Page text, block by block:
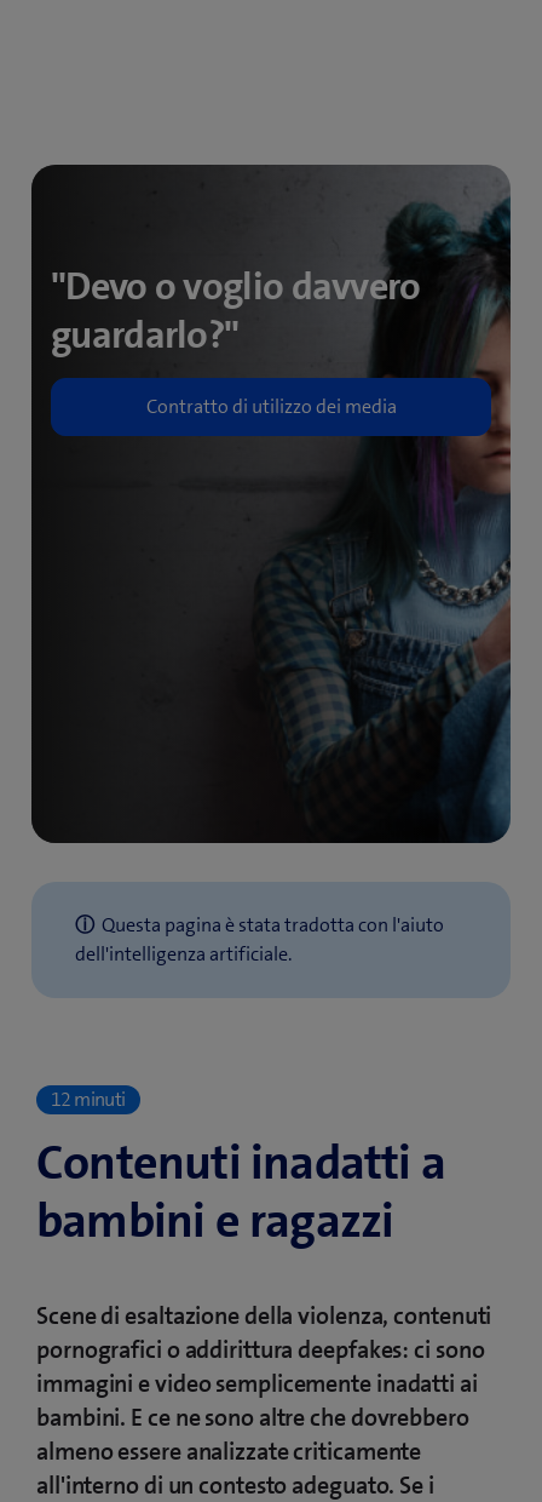
"Devo o voglio davvero
guardarlo?"
ⓘ​ Questa pagina è stata tradotta con l'aiuto
dell'intelligenza artificiale.
12 minuti
Contenuti inadatti a
bambini e ragazzi
Scene di esaltazione della violenza, contenuti
pornografici o addirittura deepfakes: ci sono
immagini e video semplicemente inadatti ai
bambini. E ce ne sono altre che dovrebbero
almeno essere analizzate criticamente
all'interno di un contesto adeguato. Se i